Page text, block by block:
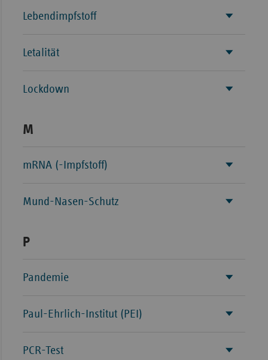
Lebendimpfstoff
Letalität
Lockdown
M
mRNA (-Impfstoff)
Mund-Nasen-Schutz
P
Pandemie
Paul-Ehrlich-Institut (PEI)
PCR-Test